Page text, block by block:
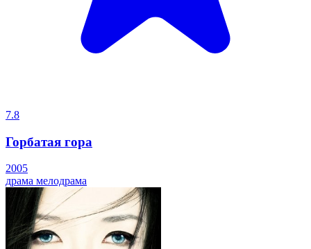
7.8
Горбатая гора
2005
драма мелодрама